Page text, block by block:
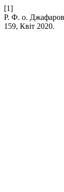
[1]
Р. Ф. о.
159, Квіт 2020.